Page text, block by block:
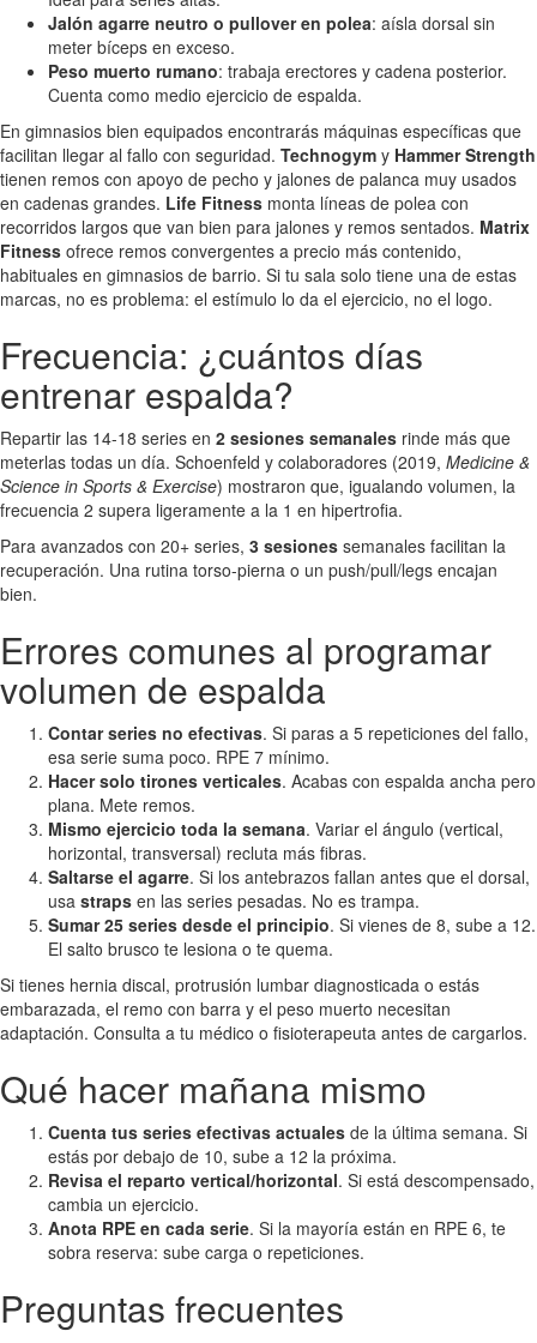
Jalón agarre neutro o pullover en polea: aísla dorsal sin
meter bíceps en exceso.
Peso muerto rumano: trabaja erectores y cadena posterior.
Cuenta como medio ejercicio de espalda.
En gimnasios bien equipados encontrarás máquinas específicas que
facilitan llegar al fallo con seguridad. Technogym y Hammer Strength
tienen remos con apoyo de pecho y jalones de palanca muy usados
en cadenas grandes. Life Fitness monta líneas de polea con
recorridos largos que van bien para jalones y remos sentados. Matrix
Fitness ofrece remos convergentes a precio más contenido,
habituales en gimnasios de barrio. Si tu sala solo tiene una de estas
marcas, no es problema: el estímulo lo da el ejercicio, no el logo.
Frecuencia: ¿cuántos días
entrenar espalda?
Repartir las 14-18 series en 2 sesiones semanales rinde más que
meterlas todas un día. Schoenfeld y colaboradores (2019, Medicine &
Science in Sports & Exercise) mostraron que, igualando volumen, la
frecuencia 2 supera ligeramente a la 1 en hipertrofia.
Para avanzados con 20+ series, 3 sesiones semanales facilitan la
recuperación. Una rutina torso-pierna o un push/pull/legs encajan
bien.
Errores comunes al programar
volumen de espalda
Contar series no efectivas. Si paras a 5 repeticiones del fallo,
esa serie suma poco. RPE 7 mínimo.
Hacer solo tirones verticales. Acabas con espalda ancha pero
plana. Mete remos.
Mismo ejercicio toda la semana. Variar el ángulo (vertical,
horizontal, transversal) recluta más fibras.
Saltarse el agarre. Si los antebrazos fallan antes que el dorsal,
usa straps en las series pesadas. No es trampa.
Sumar 25 series desde el principio. Si vienes de 8, sube a 12.
El salto brusco te lesiona o te quema.
Si tienes hernia discal, protrusión lumbar diagnosticada o estás
embarazada, el remo con barra y el peso muerto necesitan
adaptación. Consulta a tu médico o fisioterapeuta antes de cargarlos.
Qué hacer mañana mismo
Cuenta tus series efectivas actuales de la última semana. Si
estás por debajo de 10, sube a 12 la próxima.
Revisa el reparto vertical/horizontal. Si está descompensado,
cambia un ejercicio.
Anota RPE en cada serie. Si la mayoría están en RPE 6, te
sobra reserva: sube carga o repeticiones.
Preguntas frecuentes